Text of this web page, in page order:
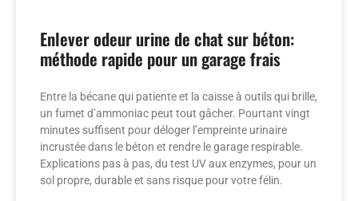
Enlever odeur urine de chat sur béton:
méthode rapide pour un garage frais
Entre la bécane qui patiente et la caisse à outils qui brille,
un fumet d’ammoniac peut tout gâcher. Pourtant vingt
minutes suffisent pour déloger l’empreinte urinaire
incrustée dans le béton et rendre le garage respirable.
Explications pas à pas, du test UV aux enzymes, pour un
sol propre, durable et sans risque pour votre félin.